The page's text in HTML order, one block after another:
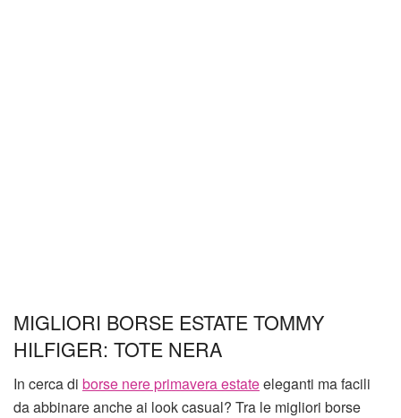
MIGLIORI BORSE ESTATE TOMMY
HILFIGER: TOTE NERA
In cerca di borse nere primavera estateeleganti ma facili
da abbinare anche ai look casual? Tra le migliori borse